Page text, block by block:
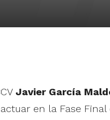
Javier García
en la Fase